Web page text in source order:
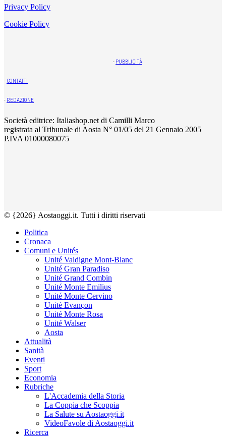
Privacy Policy
Cookie Policy
- PUBBLICITÀ
- CONTATTI
- REDAZIONE
Società editrice: Italiashop.net di Camilli Marco
registrata al Tribunale di Aosta N° 01/05 del 21 Gennaio 2005
P.IVA 01000080075
© {2026} Aostaoggi.it. Tutti i diritti riservati
Politica
Cronaca
Comuni e Unités
Unité Valdigne Mont-Blanc
Unité Gran Paradiso
Unité Grand Combin
Unité Monte Emilius
Unité Monte Cervino
Unité Evançon
Unité Monte Rosa
Unité Walser
Aosta
Attualità
Sanità
Eventi
Sport
Economia
Rubriche
L'Accademia della Storia
La Coppia che Scoppia
La Salute su Aostaoggi.it
VideoFavole di Aostaoggi.it
Ricerca